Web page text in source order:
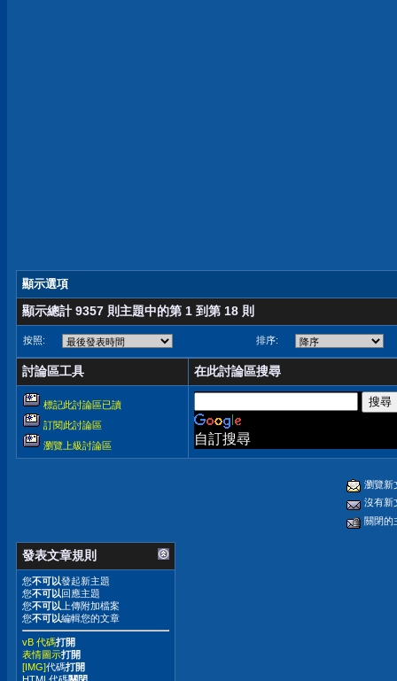
顯示選項
顯示總計 9357 則主題中的第 1 到第 18 則
按照: 排序:
討論區工具 在此討論區搜尋
標記此討論區已讀
訂閱此討論區
瀏覽上級討論區
自訂搜尋
瀏覽新
沒有新
關閉的
發表文章規則
您不可以發起新主題
您不可以回應主題
您不可以 上傳附加檔案
您不可以編輯您的文章
vB 代碼打開
表情圖示打開
[IMG]代碼打開